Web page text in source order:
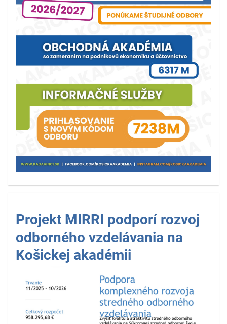
Projekt MIRRI podporí rozvoj
odborného vzdelávania na
Košickej akadémii